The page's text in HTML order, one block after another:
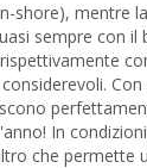
shore), mentre
sempre con
In
che